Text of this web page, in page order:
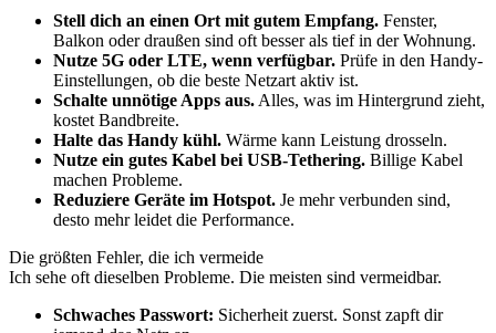
Stell dich an einen Ort mit gutem Empfang. Fenster,
Balkon oder draußen sind oft besser als tief in der Wohnung.
Nutze 5G oder LTE, wenn verfügbar. Prüfe in den Handy-
Einstellungen, ob die beste Netzart aktiv ist.
Schalte unnötige Apps aus. Alles, was im Hintergrund zieht,
kostet Bandbreite.
Halte das Handy kühl. Wärme kann Leistung drosseln.
Nutze ein gutes Kabel bei USB-Tethering. Billige Kabel
machen Probleme.
Reduziere Geräte im Hotspot. Je mehr verbunden sind,
desto mehr leidet die Performance.
Die größten Fehler, die ich vermeide
Ich sehe oft dieselben Probleme. Die meisten sind vermeidbar.
Schwaches Passwort: Sicherheit zuerst. Sonst zapft dir